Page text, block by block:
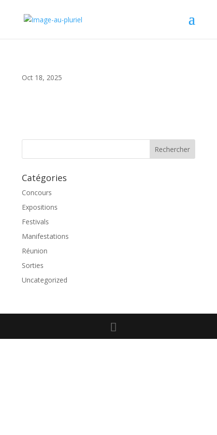
Oct 18, 2025
Catégories
Concours
Expositions
Festivals
Manifestations
Réunion
Sorties
Uncategorized